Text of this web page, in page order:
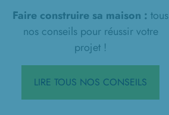
Faire construire sa maison : tous
nos conseils pour réussir votre
projet !
LIRE TOUS NOS CONSEILS